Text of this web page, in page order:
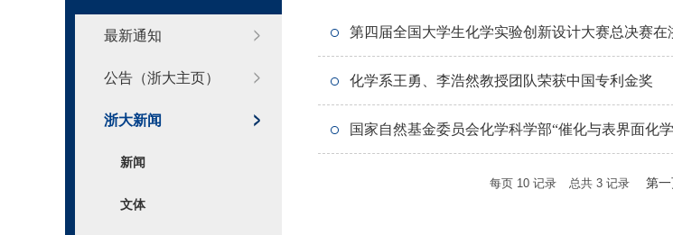
最新通知
公告（浙大主页）
浙大新闻
新闻
文体
第四届全国大学生化学实验创新设计大赛总决赛在
化学系王勇、李浩然教授团队荣获中国专利金奖
国家自然基金委员会化学科学部“催化与表界面化
每页 10记录 总共 3记录 第一